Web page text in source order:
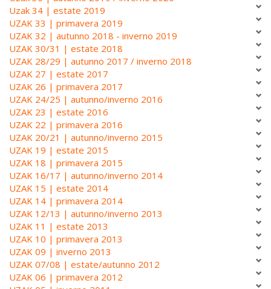
Uzak 34 | estate 2019
UZAK 33 | primavera 2019
UZAK 32 | autunno 2018 - inverno 2019
UZAK 30/31 | estate 2018
UZAK 28/29 | autunno 2017 / inverno 2018
UZAK 27 | estate 2017
UZAK 26 | primavera 2017
UZAK 24/25 | autunno/inverno 2016
UZAK 23 | estate 2016
UZAK 22 | primavera 2016
UZAK 20/21 | autunno/inverno 2015
UZAK 19 | estate 2015
UZAK 18 | primavera 2015
UZAK 16/17 | autunno/inverno 2014
UZAK 15 | estate 2014
UZAK 14 | primavera 2014
UZAK 12/13 | autunno/inverno 2013
UZAK 11 | estate 2013
UZAK 10 | primavera 2013
UZAK 09 | inverno 2013
UZAK 07/08 | estate/autunno 2012
UZAK 06 | primavera 2012